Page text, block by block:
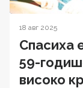
18 авг 2025
Спасиха
59-
високо